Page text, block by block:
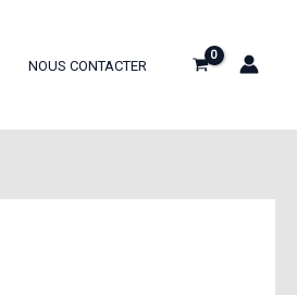
NOUS CONTACTER